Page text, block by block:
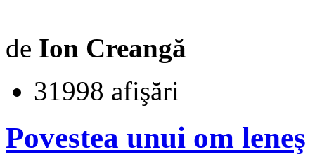
de Ion Creangă
31998 afişări
Povestea unui om leneş